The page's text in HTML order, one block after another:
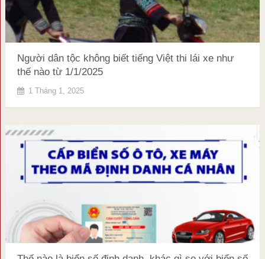
Người dân tộc không biết tiếng Việt thi lái xe như
thế nào từ 1/1/2025
1 Tháng 1, 2025